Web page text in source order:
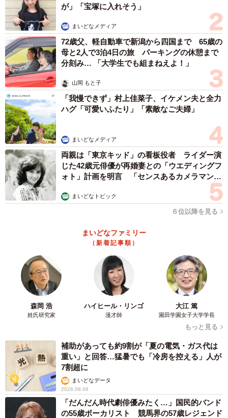
が」「宝塚に入れそう」
まいどなメディア
72歳父、軽自動車で新潟から四国まで 65歳の
母と2人で3泊4日の旅 パーキングの休憩まで
分刻み… 「大学生でも組まねえよ！」
山岡 もと子
「我慢できず」村上佳菜子、イケメン夫と全力
ハグ「可愛いふたり」「素敵なご夫婦」
まいどなメディア
両親は「東京キッド」の看板役者 ライダー演
じた42歳元俳優が再婚妻との「ウエディングフ
ォト」計画を明言 「センスあるカメラマン求
まいどなトピック
６位以降を見る
まいどなファミリー
（新着記事順）
森岡 浩
姓氏研究家
ハイヒール・リンゴ
漫才師
大江 篤
園田学園女子大学学長
もっと見る
補助があっても約9割が「夏の電気・ガス代は
重い」と回答…猛暑でも「冷房を控える」人が
7割超に
まいどなデータ
2026.08.08
「だんだん時代劇俳優みたく…」国民的バンド
の55歳ボーカリスト 競馬界の57歳レジェンド